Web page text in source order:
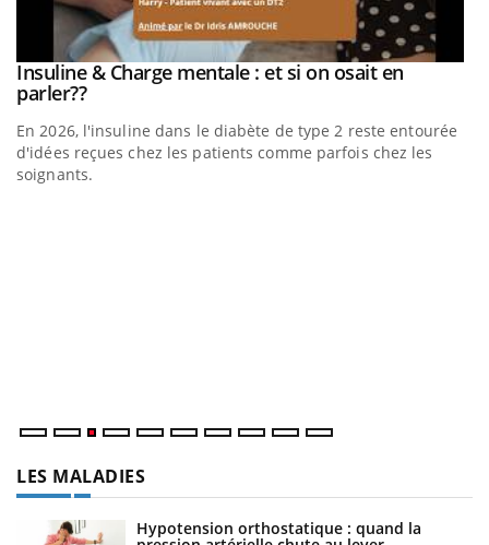
Youtube
Insuline & Charge mentale : et si on osait en
parler??Youtube
En 2026, l'insuline dans le diabète de type 2 reste entourée
d'idées reçues chez les patients comme parfois chez les
soignants.
LES MALADIES
Hypotension orthostatique : quand la